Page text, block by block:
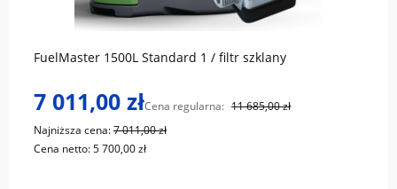
FuelMaster 1500L Standard 1 / filtr szklany
7 011,00 złCena regularna: 11 685,00 zł
Najniższa cena:7 011,00 zł
Cena netto:5 700,00 zł